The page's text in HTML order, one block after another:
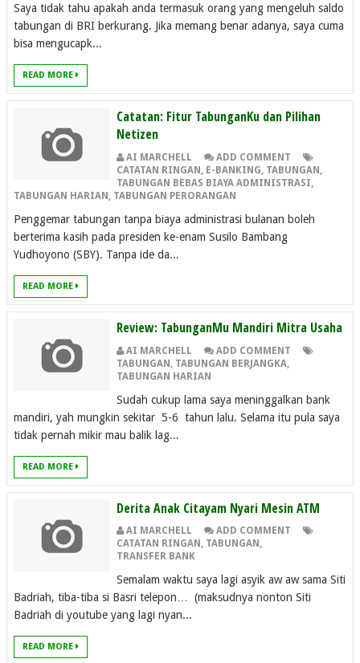
Saya tidak tahu apakah anda termasuk orang yang mengeluh saldo
tabungan di BRI berkurang. Jika memang benar adanya, saya cuma
bisa mengucapk...
READ MORE
Catatan: Fitur TabunganKu dan Pilihan
Netizen
AI MARCHELL
ADD COMMENT
CATATAN RINGAN , E-BANKING, TABUNGAN ,
TABUNGAN BEBAS BIAYA ADMINISTRASI,
TABUNGAN HARIAN , TABUNGAN PERORANGAN
Penggemar tabungan tanpa biaya administrasi bulanan boleh
berterima kasih pada presiden ke-enam Susilo Bambang
Yudhoyono (SBY). Tanpa ide da...
READ MORE
Review: TabunganMu Mandiri Mitra Usaha
AI MARCHELL
ADD COMMENT
TABUNGAN TABUNGAN BERJANGKA
TABUNGAN HARIAN
Sudah cukup lama saya meninggalkan bank
mandiri, yah mungkin sekitar 5-6 tahun lalu. Selama itu pula saya
tidak pernah mikir mau balik lag...
READ MORE
Derita Anak Citayam Nyari Mesin ATM
AI MARCHELL
ADD COMMENT
CATATAN RINGAN , TABUNGAN ,
TRANSFER BANK
Semalam waktu saya lagi asyik aw aw sama Siti
Badriah, tiba-tiba si Basri telepon… (maksudnya nonton Siti
Badriah di youtube yang lagi nyan...
READ MORE